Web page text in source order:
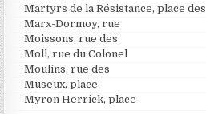
Martyrs de la Résistance, place des
Marx-Dormoy, rue
Moissons, rue des
Moll, rue du Colonel
Moulins, rue des
Museux, place
Myron Herrick, place